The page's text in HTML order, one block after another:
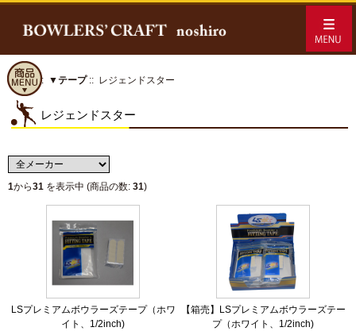
ホーム:: ▼テープ:: レジェンドスター
レジェンドスター
1から31 を表示中 (商品の数: 31)
LSプレミアムボウラーズテープ（ホワ
イト、1/2inch)
【箱売】LSプレミアムボウラーズテー
プ（ホワイト、1/2inch)